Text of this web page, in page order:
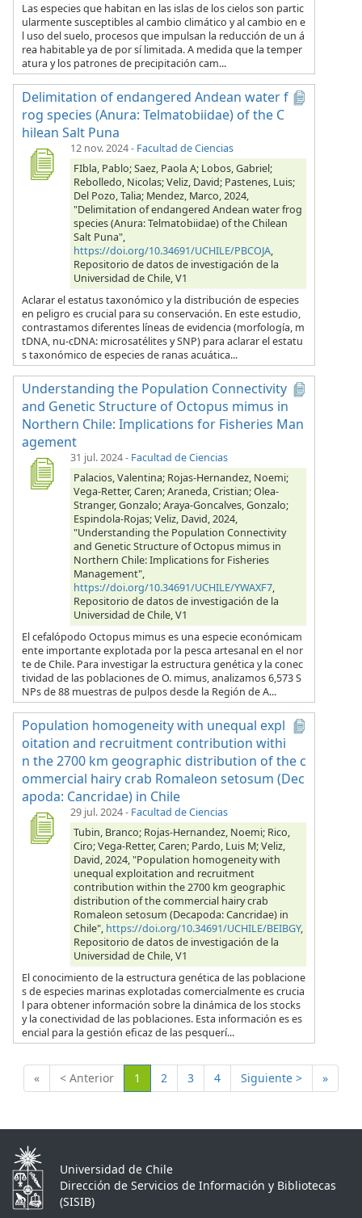
Las especies que habitan en las islas de los cielos son partic
ularmente susceptibles al cambio climático y al cambio en e
l uso del suelo, procesos que impulsan la reducción de un á
rea habitable ya de por sí limitada. A medida que la temper
atura y los patrones de precipitación cam...
Delimitation of endangered Andean water f
rog species (Anura: Telmatobiidae) of the C
hilean Salt Puna
12 nov. 2024- Facultad de Ciencias
FIbla, Pablo; Saez, Paola A; Lobos, Gabriel;
Rebolledo, Nicolas; Veliz, David; Pastenes, Luis;
Del Pozo, Talia; Mendez, Marco, 2024,
"Delimitation of endangered Andean water frog
species (Anura: Telmatobiidae) of the Chilean
Salt Puna",
https://doi.org/10.34691/UCHILE/PBCOJA,
Repositorio de datos de investigación de la
Universidad de Chile, V1
Aclarar el estatus taxonómico y la distribución de especies
en peligro es crucial para su conservación. En este estudio,
contrastamos diferentes líneas de evidencia (morfología, m
tDNA, nu-cDNA: microsatélites y SNP) para aclarar el estatu
s taxonómico de especies de ranas acuática...
Understanding the Population Connectivity
and Genetic Structure of Octopus mimus in
Northern Chile: Implications for Fisheries Man
agement
31 jul. 2024- Facultad de Ciencias
Palacios, Valentina; Rojas-Hernandez, Noemi;
Vega-Retter, Caren; Araneda, Cristian; Olea-
Stranger, Gonzalo; Araya-Goncalves, Gonzalo;
Espindola-Rojas; Veliz, David, 2024,
"Understanding the Population Connectivity
and Genetic Structure of Octopus mimus in
Northern Chile: Implications for Fisheries
Management",
https://doi.org/10.34691/UCHILE/YWAXF7,
Repositorio de datos de investigación de la
Universidad de Chile, V1
El cefalópodo Octopus mimus es una especie económicam
ente importante explotada por la pesca artesanal en el nor
te de Chile. Para investigar la estructura genética y la conec
tividad de las poblaciones de O. mimus, analizamos 6,573 S
NPs de 88 muestras de pulpos desde la Región de A...
Population homogeneity with unequal expl
oitation and recruitment contribution withi
n the 2700 km geographic distribution of the c
ommercial hairy crab Romaleon setosum (Dec
apoda: Cancridae) in Chile
29 jul. 2024- Facultad de Ciencias
Tubin, Branco; Rojas-Hernandez, Noemi; Rico,
Ciro; Vega-Retter, Caren; Pardo, Luis M; Veliz,
David, 2024, "Population homogeneity with
unequal exploitation and recruitment
contribution within the 2700 km geographic
distribution of the commercial hairy crab
Romaleon setosum (Decapoda: Cancridae) in
Chile", https://doi.org/10.34691/UCHILE/BEIBGY,
Repositorio de datos de investigación de la
Universidad de Chile, V1
El conocimiento de la estructura genética de las poblacione
s de especies marinas explotadas comercialmente es crucia
l para obtener información sobre la dinámica de los stocks
y la conectividad de las poblaciones. Esta información es es
encial para la gestión eficaz de las pesquerí...
« < Anterior 1 (Actual)
2 3 4 Siguiente > »
Universidad de Chile
Dirección de Servicios de Información y Bibliotecas
(SISIB)